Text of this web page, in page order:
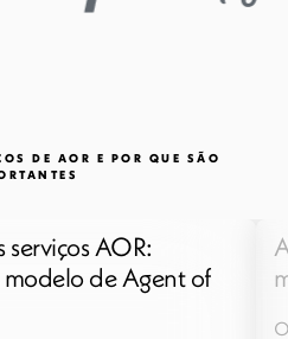
DE AOR E POR QUE SÃO
entre AOR e outros
de força de trabalho
of Record não é terceirização e não